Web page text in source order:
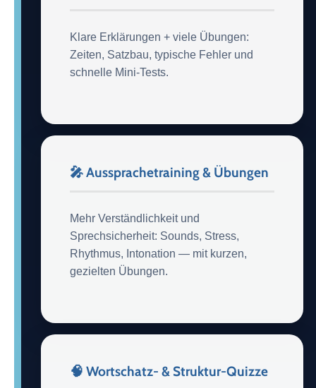
Klare Erklärungen + viele Übungen:
Zeiten, Satzbau, typische Fehler und
schnelle Mini-Tests.
🎤 Aussprachetraining & Übungen
Mehr Verständlichkeit und
Sprechsicherheit: Sounds, Stress,
Rhythmus, Intonation — mit kurzen,
gezielten Übungen.
🧠 Wortschatz- & Struktur-Quizze